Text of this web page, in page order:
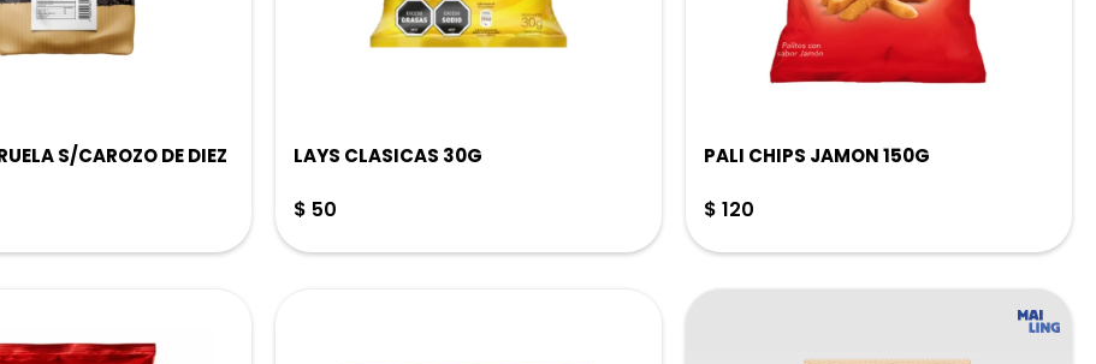
S/CAROZO DE DIEZ
LAYS CLASICAS 30G
$ 50
PALI CHIPS JAMON 150G
$ 120